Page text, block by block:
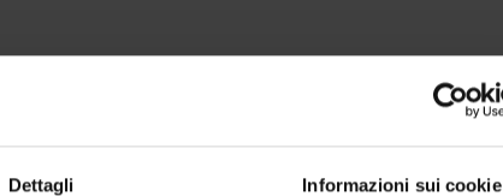
Dettagli Informazioni sui cookie